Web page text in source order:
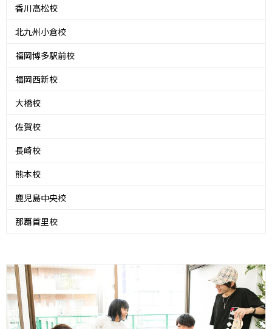
香川高松校
北九州小倉校
福岡博多駅前校
福岡西新校
大橋校
佐賀校
長崎校
熊本校
鹿児島中央校
那覇首里校